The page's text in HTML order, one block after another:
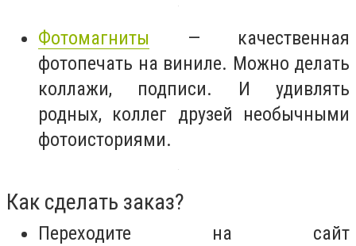
Фотомагниты — качественная
фотопечать на виниле. Можно делать
коллажи, подписи. И удивлять
родных, коллег друзей необычными
фотоисториями.
Как сделать заказ?
Переходите на сайт